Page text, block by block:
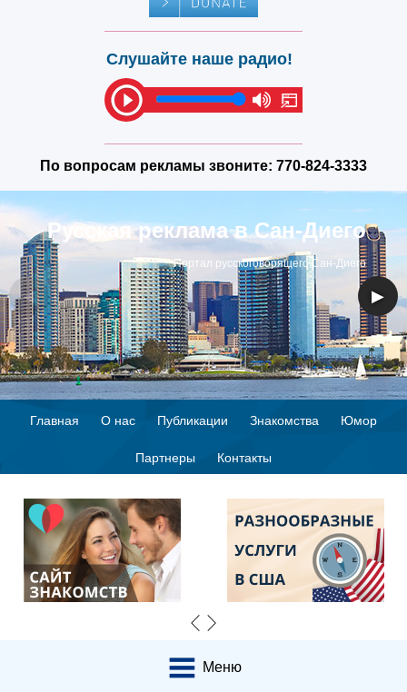
Слушайте наше радио!
По вопросам рекламы звоните: 770-824-3333
Русская реклама в Сан-Диего
Портал русскоговорящего Сан-Диего
◀ ▶
Главная О нас Публикации Знакомства Юмор
Партнеры Контакты
Меню